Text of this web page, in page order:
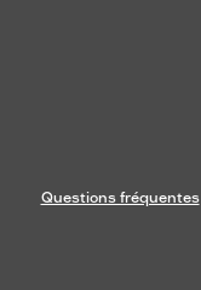
Questions fréquentes